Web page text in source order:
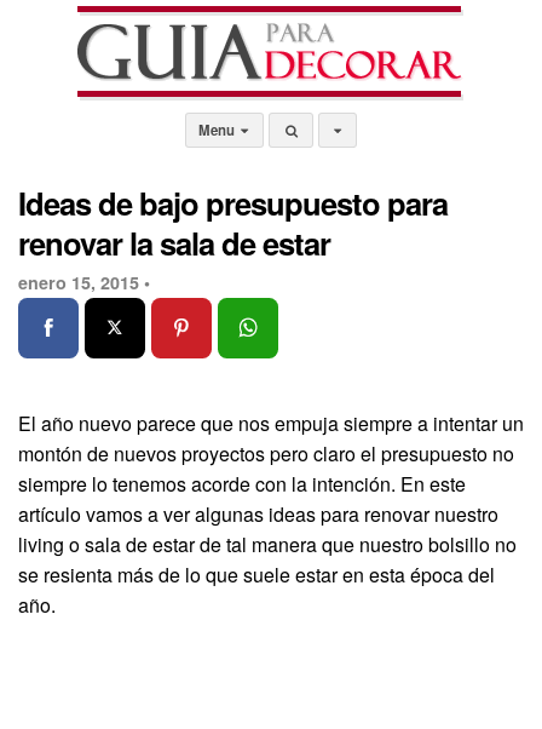
Menu
Ideas de bajo presupuesto para
renovar la sala de estar
enero 15, 2015 •
El año nuevo parece que nos empuja siempre a intentar un
montón de nuevos proyectos pero claro el presupuesto no
siempre lo tenemos acorde con la intención. En este
artículo vamos a ver algunas ideas para renovar nuestro
living o sala de estar de tal manera que nuestro bolsillo no
se resienta más de lo que suele estar en esta época del
año.